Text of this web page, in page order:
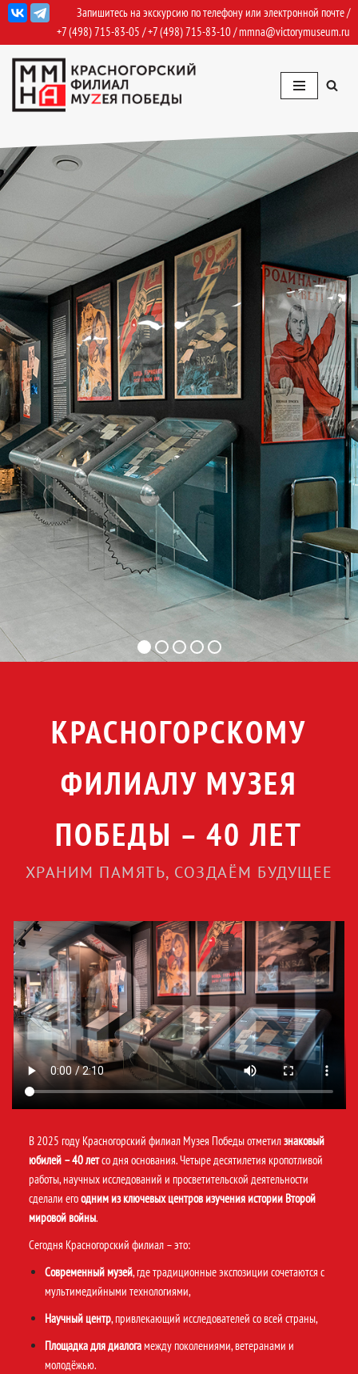
Перейти
к
содержимому
Запишитесь на экскурсию по телефону или электронной почте /
+7 (498) 715-83-05 /+7 (498) 715-83-10/mmna@victorymuseum.ru
КРАСНОГОРСКОМУ
ФИЛИАЛУ МУЗЕЯ
ПОБЕДЫ – 40 ЛЕТ
ХРАНИМ ПАМЯТЬ, СОЗДАЁМ БУДУЩЕЕ
В 2025 году Красногорский филиал Музея Победы отметилзнаковый
юбилей – 40 летсо дня основания. Четыре десятилетия кропотливой
работы, научных исследований и просветительской деятельности
сделали егоодним из ключевых центров изучения истории Второй
мировой войны.
Сегодня Красногорский филиал – это:
Современный музей, где традиционные экспозиции сочетаются с
мультимедийными технологиями,
Научный центр, привлекающий исследователей со всей страны,
Площадка для диалогамежду поколениями, ветеранами и
молодёжью.